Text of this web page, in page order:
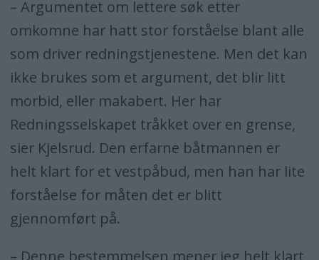
– Argumentet om lettere søk etter
omkomne har hatt stor forståelse blant alle
som driver redningstjenestene. Men det kan
ikke brukes som et argument, det blir litt
morbid, eller makabert. Her har
Redningsselskapet tråkket over en grense,
sier Kjelsrud. Den erfarne båtmannen er
helt klart for et vestpåbud, men han har lite
forståelse for måten det er blitt
gjennomført på.